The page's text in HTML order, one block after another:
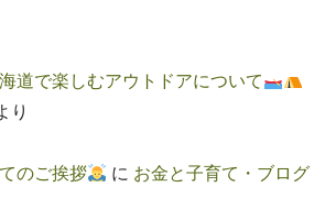
道で楽しむアウトドアについて
り
のご挨拶 に お金と子育て・ブログ